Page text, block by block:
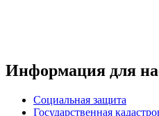
Информация для
Социальная защита
Государственная